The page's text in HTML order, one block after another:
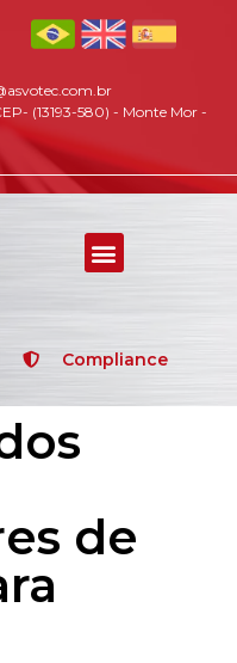
(13193-580) - Monte Mor -
Compliance
de